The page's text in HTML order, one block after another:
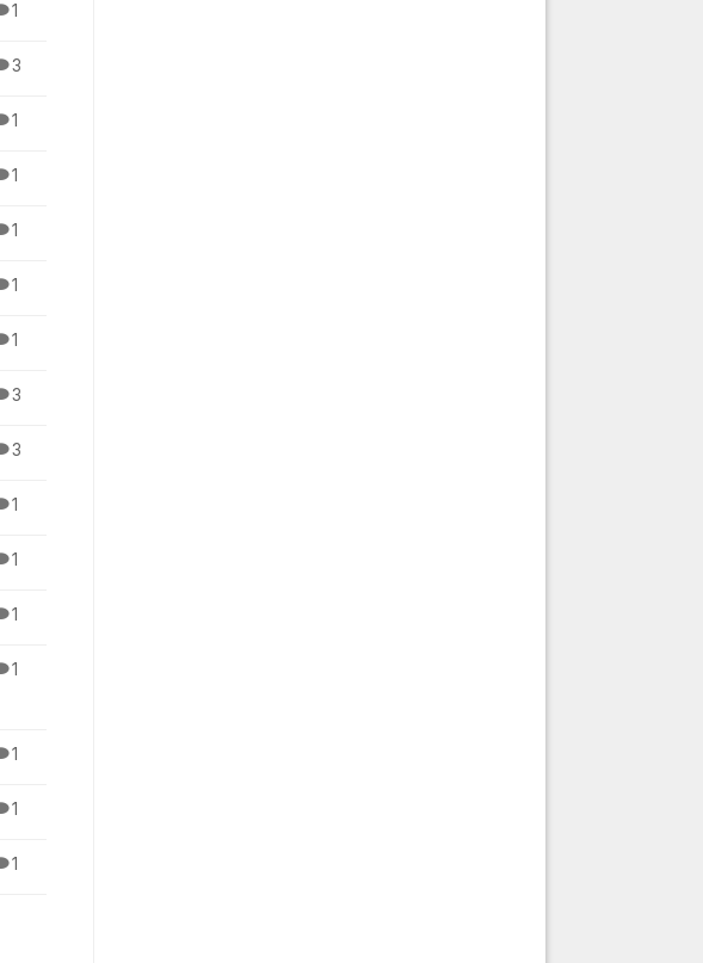
1
3
1
1
1
1
1
3
3
1
1
1
1
1
1
1